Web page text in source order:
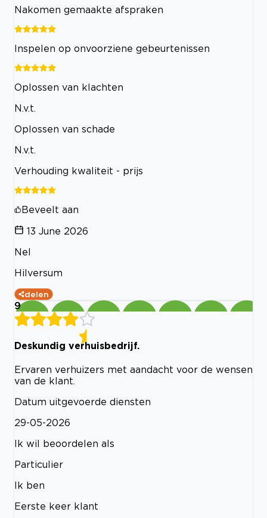
Nakomen gemaakte afspraken
Inspelen op onvoorziene gebeurtenissen
Oplossen van klachten
N.v.t.
Oplossen van schade
N.v.t.
Verhouding kwaliteit - prijs
Beveelt aan
13 June 2026
Nel
Hilversum
delen
9
Deskundig verhuisbedrijf.
Ervaren verhuizers met aandacht voor de wensen
van de klant.
Datum uitgevoerde diensten
29-05-2026
Ik wil beoordelen als
Particulier
Ik ben
Eerste keer klant